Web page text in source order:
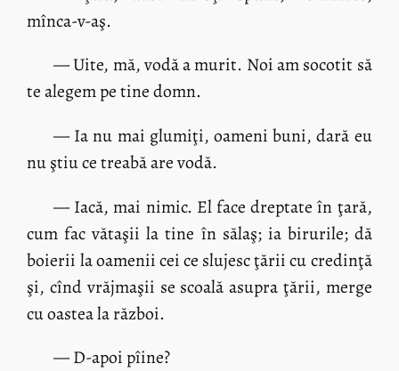
mînca-v-aş.
— Uite, mă, vodă a murit. Noi am socotit să
te alegem pe tine domn.
— Ia nu mai glumiţi, oameni buni, dară eu
nu ştiu ce treabă are vodă.
— Iacă, mai nimic. El face dreptate în ţară,
cum fac vătaşii la tine în sălaş; ia birurile; dă
boierii la oamenii cei ce slujesc ţării cu credinţă
şi, cînd vrăjmaşii se scoală asupra ţării, merge
cu oastea la război.
— D-apoi pîine?